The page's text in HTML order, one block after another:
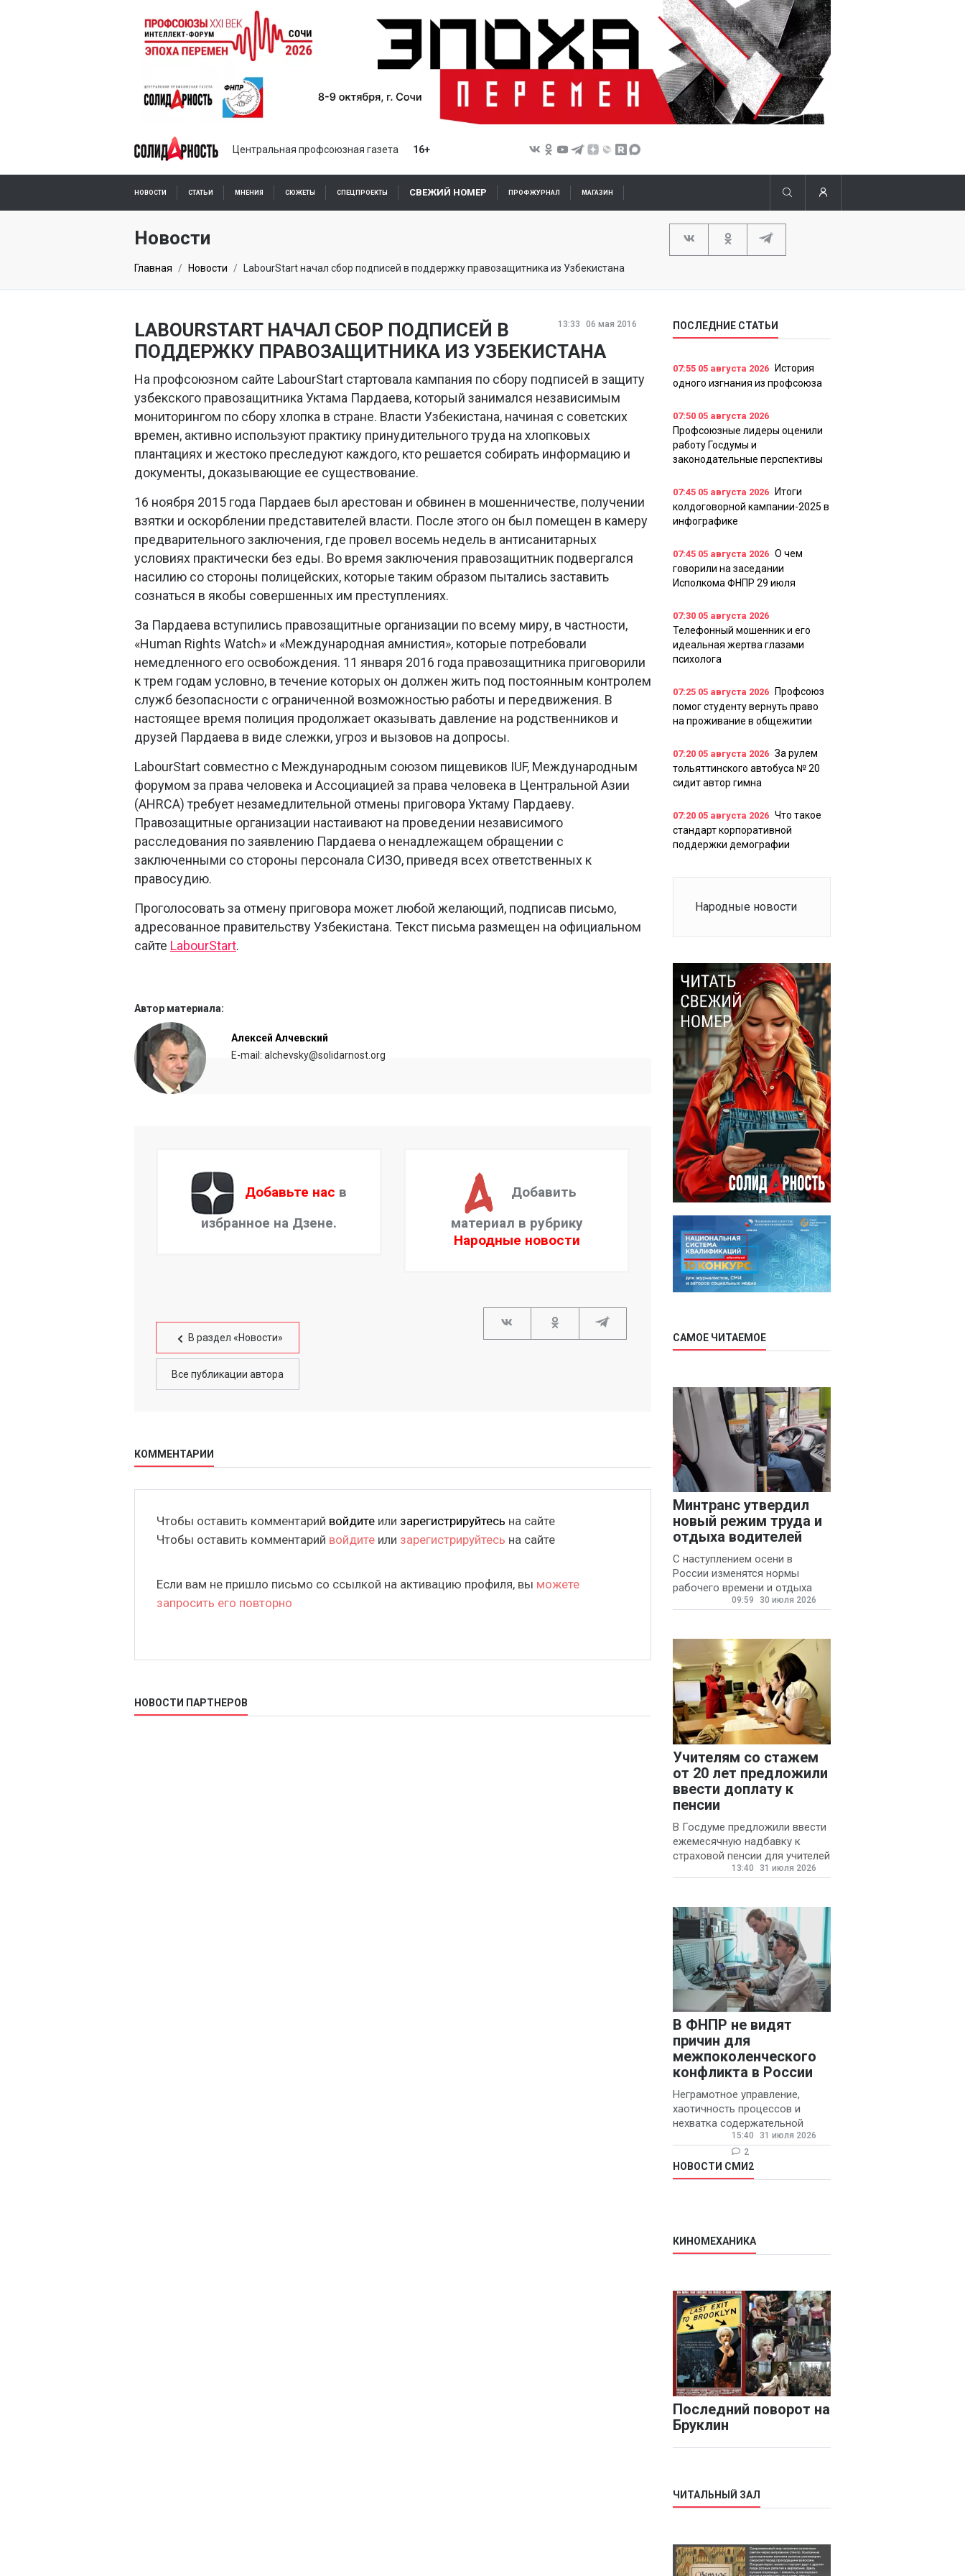
Центральная профсоюзная газета 16+
НОВОСТИ СТАТЬИ МНЕНИЯ СЮЖЕТЫ СПЕЦПРОЕКТЫ СВЕЖИЙ НОМЕР ПРОФЖУРНАЛ МАГАЗИН
ПОДПИСКА ОНЛАЙН
Новости
Главная Новости LabourStart начал сбор подписей в поддержку правозащитника из Узбекистана
13:33 06 мая 2016
LABOURSTART НАЧАЛ СБОР ПОДПИСЕЙ В
ПОДДЕРЖКУ ПРАВОЗАЩИТНИКА ИЗ УЗБЕКИСТАНА
На профсоюзном сайте LabourStart стартовала кампания по сбору подписей в защиту
узбекского правозащитника Уктама Пардаева, который занимался независимым
мониторингом по сбору хлопка в стране. Власти Узбекистана, начиная с советских
времен, активно используют практику принудительного труда на хлопковых
плантациях и жестоко преследуют каждого, кто решается собирать информацию и
документы, доказывающие ее существование.
16 ноября 2015 года Пардаев был арестован и обвинен в мошенничестве, получении
взятки и оскорблении представителей власти. После этого он был помещен в камеру
предварительного заключения, где провел восемь недель в антисанитарных
условиях практически без еды. Во время заключения правозащитник подвергался
насилию со стороны полицейских, которые таким образом пытались заставить
сознаться в якобы совершенных им преступлениях.
За Пардаева вступились правозащитные организации по всему миру, в частности,
«Human Rights Watch» и «Международная амнистия», которые потребовали
немедленного его освобождения. 11 января 2016 года правозащитника приговорили
к трем годам условно, в течение которых он должен жить под постоянным контролем
служб безопасности с ограниченной возможностью работы и передвижения. В
настоящее время полиция продолжает оказывать давление на родственников и
друзей Пардаева в виде слежки, угроз и вызовов на допросы.
LabourStart совместно с Международным союзом пищевиков IUF, Международным
форумом за права человека и Ассоциацией за права человека в Центральной Азии
(AHRCA) требует незамедлительной отмены приговора Уктаму Пардаеву.
Правозащитные организации настаивают на проведении независимого
расследования по заявлению Пардаева о ненадлежащем обращении с
заключенными со стороны персонала СИЗО, приведя всех ответственных к
правосудию.
Проголосовать за отмену приговора может любой желающий, подписав письмо,
адресованное правительству Узбекистана. Текст письма размещен на официальном
сайте LabourStart.
Автор материала:
Алексей Алчевский
E-mail: alchevsky@solidarnost.org
Добавьте нас в
избранное на Дзене.
Добавить
материал в рубрику
Народные новости
В раздел «Новости»
Все публикации автора
КОММЕНТАРИИ
Чтобы оставить комментарий войдите или зарегистрируйтесь на сайте
Чтобы оставить комментарий войдите или зарегистрируйтесь на сайте
Если вам не пришло письмо со ссылкой на активацию профиля, вы можете
запросить его повторно
НОВОСТИ ПАРТНЕРОВ
ПОСЛЕДНИЕ СТАТЬИ
07:55 05 августа 2026
История
одного изгнания из профсоюза
07:50 05 августа 2026
Профсоюзные лидеры оценили
работу Госдумы и
законодательные перспективы
07:45 05 августа 2026
Итоги
колдоговорной кампании-2025 в
инфографике
07:45 05 августа 2026 О чем
говорили на заседании
Исполкома ФНПР 29 июля
07:30 05 августа 2026
Телефонный мошенник и его
идеальная жертва глазами
психолога
07:25 05 августа 2026
Профсоюз
помог студенту вернуть право
на проживание в общежитии
07:20 05 августа 2026 За рулем
тольяттинского автобуса № 20
сидит автор гимна
07:20 05 августа 2026 Что такое
стандарт корпоративной
поддержки демографии
Народные новости
САМОЕ ЧИТАЕМОЕ
Минтранс утвердил
новый режим труда и
отдыха водителей
С наступлением осени в
России изменятся нормы
рабочего времени и отдыха
для автомобилистов.
09:59 30 июля 2026
Учителям со стажем
от 20 лет предложили
ввести доплату к
пенсии
В Госдуме предложили ввести
ежемесячную надбавку к
страховой пенсии для учителей
государственных и
13:40 31 июля 2026
В ФНПР не видят
причин для
межпоколенческого
конфликта в России
Неграмотное управление,
хаотичность процессов и
нехватка содержательной
обратной связи от
руководителя являются
основными причинами
конфликтов и раздражения в
15:40
31 июля 2026
2
НОВОСТИ СМИ2
КИНОМЕХАНИКА
Последний поворот на
Бруклин
ЧИТАЛЬНЫЙ ЗАЛ